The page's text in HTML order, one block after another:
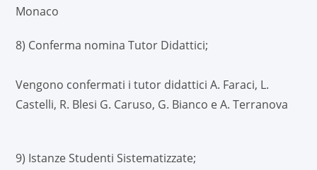
Monaco
8) Conferma nomina Tutor Didattici;
Vengono confermati i tutor didattici A. Faraci, L.
Castelli, R. Blesi G. Caruso, G. Bianco e A. Terranova
9) Istanze Studenti Sistematizzate;